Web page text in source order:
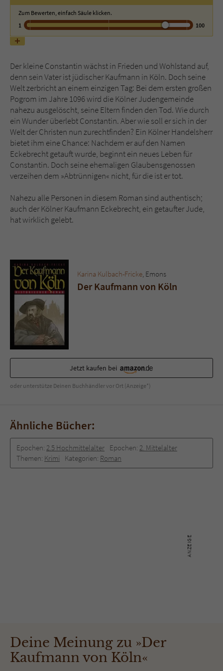
Zum Bewerten, einfach Säule klicken.
1
100
Der kleine Constantin wächst in Frieden und Wohlstand auf,
denn sein Vater ist jüdischer Kaufmann in Köln. Doch seine
Welt zerbricht an einem einzigen Tag: Bei dem ersten großen
Pogrom im Jahre 1096 wird die Kölner Judengemeinde
nahezu ausgelöscht, seine Eltern finden den Tod. Wie durch
ein Wunder überlebt Constantin. Aber wie soll er sich in der
Welt der Christen nun zurechtfinden? Ein Kölner Handelsherr
bietet ihm eine Chance: Nachdem er auf den Namen
Eckebrecht getauft wurde, beginnt ein neues Leben für
Constantin. Doch seine ehemaligen Glaubensgenossen
verzeihen dem »Abtrünnigen« nicht, für die ist er tot.
Nahezu alle Personen in diesem Roman sind authentisch;
auch der Kölner Kaufmann Eckebrecht, ein getaufter Jude,
hat wirklich gelebt.
Karina Kulbach-Fricke, Emons
Der Kaufmann von Köln
Jetzt kaufen bei
oder unterstütze Deinen Buchhändler vor Ort (Anzeige*)
Ähnliche Bücher:
Epochen: 2.5 Hochmittelalter Epochen: 2. Mittelalter
Themen: Krimi Kategorien: Roman
Deine Meinung zu »Der
Kaufmann von Köln«
Name tx_pwcomments_ahash
Anbieter
Laufzeit 1 Jahr
Zweck Cookie für Kommentare einzelner Buchtitel
Name fe_typo_user
Anbieter Literatur-Couch Medien GmbH & Co. KG
Laufzeit Session
Zweck
Dieses Cookie gewährleistet die
Kommunikation der Webseite mit dem
Benutzer. Es wird benötigt um z. B. den